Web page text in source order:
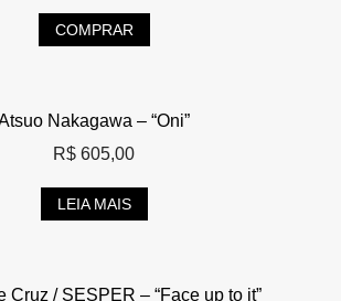
COMPRAR
Nakagawa – “Oni”
R$ 605,00
LEIA MAIS
Cruz / SESPER – “Face up to it”